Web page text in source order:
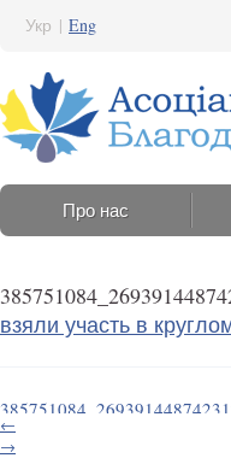
Укр | Eng
Про нас
взяли участь в
3 Жовтня 2023 15:36
←
→